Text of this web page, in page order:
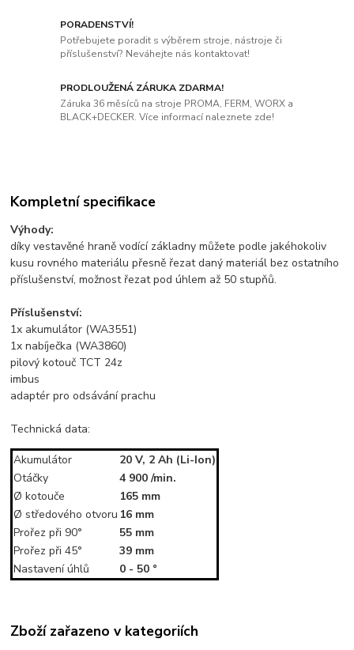
PORADENSTVÍ!
Potřebujete poradit s výběrem stroje, nástroje či
příslušenství? Neváhejte nás kontaktovat!
PRODLOUŽENÁ ZÁRUKA ZDARMA!
Záruka 36 měsíců na stroje PROMA, FERM, WORX a
BLACK+DECKER. Více informací naleznete zde!
Kompletní specifikace
Výhody:
díky vestavěné hraně vodící základny můžete podle jakéhokoliv
kusu rovného materiálu přesně řezat daný materiál bez ostatního
příslušenství, možnost řezat pod úhlem až 50 stupňů.
Příslušenství:
1x akumulátor (WA3551)
1x nabíječka (WA3860)
pilový kotouč TCT 24z
imbus
adaptér pro odsávání prachu
Technická data:
Akumulátor
20 V, 2 Ah (Li-Ion)
Otáčky
4 900 /min.
Ø kotouče
165 mm
Ø středového otvoru 16 mm
Prořez při 90°
55 mm
Prořez při 45°
39 mm
Nastavení úhlů
0 - 50 °
Zboží zařazeno v kategoriích